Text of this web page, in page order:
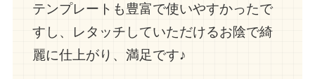
テンプレートも豊富で使いやすかったで
すし、レタッチしていただけるお陰で綺
麗に仕上がり、満足です♪